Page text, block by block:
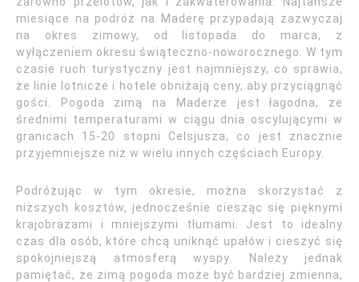
miesiące na podróż na Maderę przypadają zazwyczaj
na okres zimowy, od listopada do marca, z
wyłączeniem okresu świąteczno-noworocznego. W tym
czasie ruch turystyczny jest najmniejszy, co sprawia,
że linie lotnicze i hotele obniżają ceny, aby przyciągnąć
gości. Pogoda zimą na Maderze jest łagodna, ze
średnimi temperaturami w ciągu dnia oscylującymi w
granicach 15-20 stopni Celsjusza, co jest znacznie
przyjemniejsze niż w wielu innych częściach Europy.
Podróżując w tym okresie, można skorzystać z
niższych kosztów, jednocześnie ciesząc się pięknymi
krajobrazami i mniejszymi tłumami. Jest to idealny
czas dla osób, które chcą uniknąć upałów i cieszyć się
spokojniejszą atmosferą wyspy. Należy jednak
pamiętać, że zimą pogoda może być bardziej zmienna,